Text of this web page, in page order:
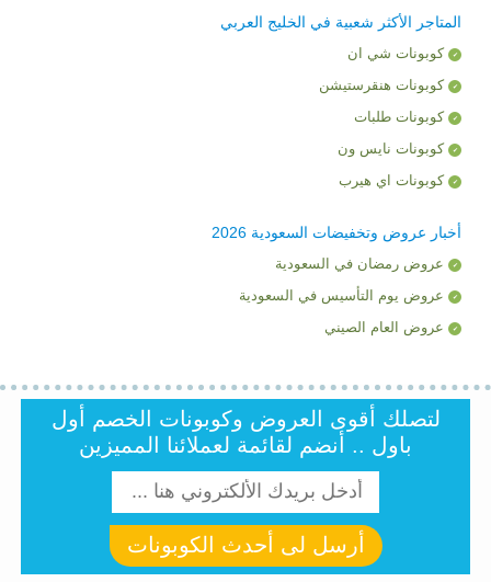
المتاجر الأكثر شعبية في الخليج العربي
كوبونات شي ان
كوبونات هنقرستيشن
كوبونات طلبات
كوبونات نايس ون
كوبونات اي هيرب
أخبار عروض وتخفيضات السعودية 2026
عروض رمضان في السعودية
عروض يوم التأسيس في السعودية
عروض العام الصيني
لتصلك أقوى العروض وكوبونات الخصم أول
باول .. أنضم لقائمة لعملائنا المميزين
أرسل لى أحدث الكوبونات